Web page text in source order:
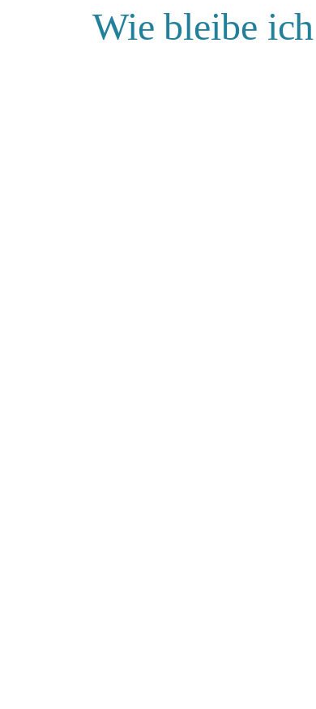
Wie bleibe